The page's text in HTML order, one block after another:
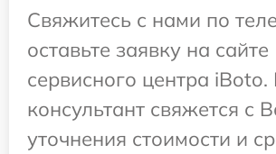
Свяжитесь с нами по
оставьте заявку на сайте
сервисного центра
консультант свяжется с
уточнения стоимости и